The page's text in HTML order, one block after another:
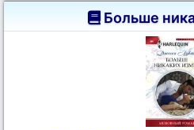
Больше